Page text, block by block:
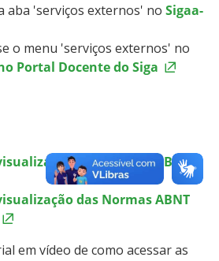
aba 'serviços externos' no Sigaa-
o menu 'serviços externos' no
Portal Docente do Siga
das Normas ABNT
das Normas ABNT
em vídeo de como acessar as